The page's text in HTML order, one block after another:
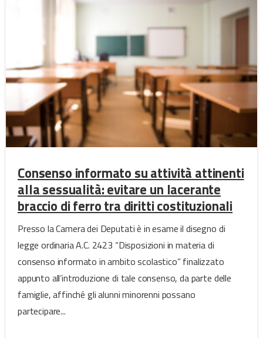
Consenso informato su attività attinenti
alla sessualità: evitare un lacerante
braccio di ferro tra diritti costituzionali
Presso la Camera dei Deputati è in esame il disegno di
legge ordinaria A.C. 2423 “Disposizioni in materia di
consenso informato in ambito scolastico” finalizzato
appunto all’introduzione di tale consenso, da parte delle
famiglie, affinché gli alunni minorenni possano
partecipare...